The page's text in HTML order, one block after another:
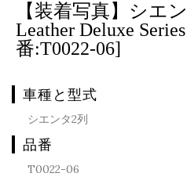
【装着写真】シエ
Leather Deluxe
番:T0022-06]
車種と型式
シエンタ2列
品番
T0022-06